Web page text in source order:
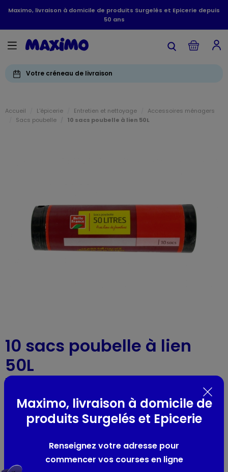
Maximo, livraison à domicile de produits Surgelés et Epicerie depuis
50 ans
Votre créneau de livraison
Accueil L'épicerie Entretien et nettoyage
Accessoires ménagers
Sacs poubelle
10 sacs poubelle à lien 50L
10 sacs poubelle à lien
50L
Belle france
Présentation
Informations complémentaires
Maximo, livraison à domicile de
produits Surgelés et Epicerie
Renseignez votre adresse pour
commencer vos courses en ligne